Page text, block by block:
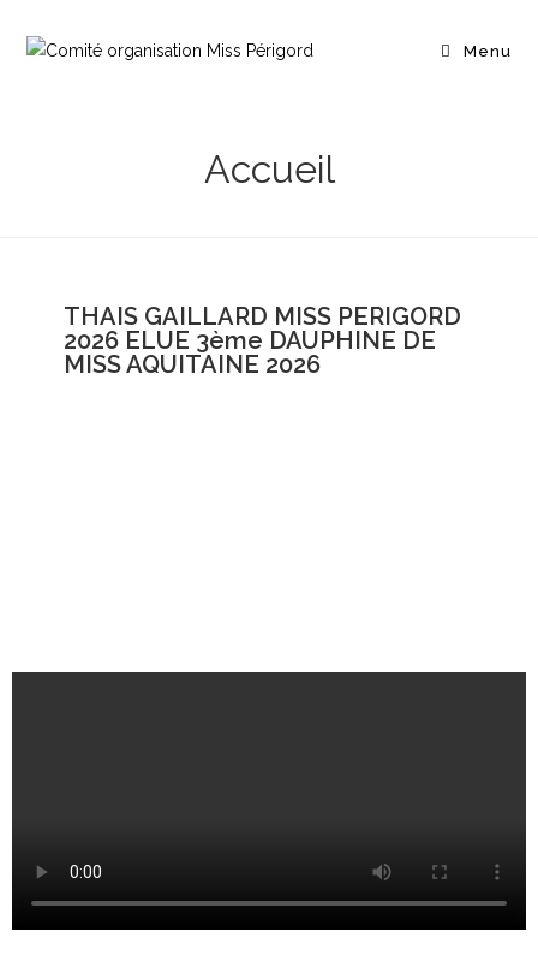
Menu
Accueil
THAIS GAILLARD MISS PERIGORD
2026 ELUE 3ème DAUPHINE DE
MISS AQUITAINE 2026